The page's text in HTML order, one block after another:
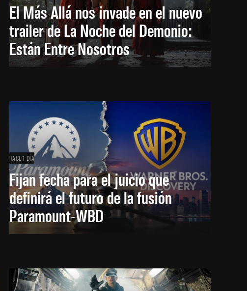
El Más Allá nos invade en el nuevo
trailer de La Noche del Demonio:
Están Entre Nosotros
HACE 1 DÍA
Fijan fecha para el juicio que
definirá el futuro de la fusión
Paramount-WBD